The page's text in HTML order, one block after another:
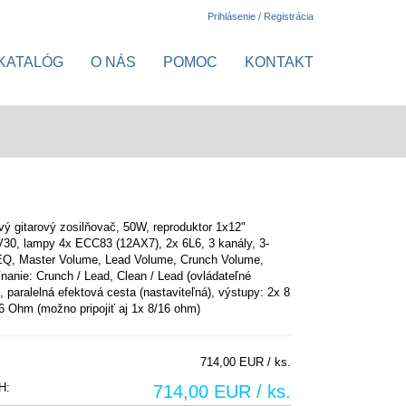
Prihlásenie / Registrácia
O NÁS POMOC KONTAKT
gitarový zosilňovač, 50W, reproduktor 1x12"
lampy 4x ECC83 (12AX7), 2x 6L6, 3 kanály, 3-
Master Volume, Lead Volume, Crunch Volume,
Crunch / Lead, Clean / Lead (ovládateľné
paralelná efektová cesta (nastaviteľná), výstupy: 2x 8
Ohm (možno pripojiť aj 1x 8/16 ohm)
714,00 EUR / ks.
714,00 EUR / ks.